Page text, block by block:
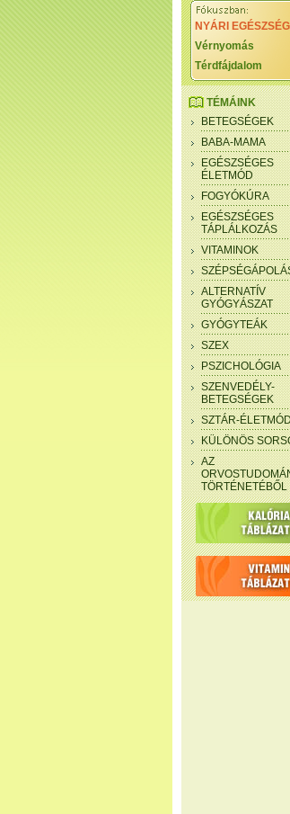
NYÁRI EGÉSZSÉG
Vérnyomás
Térdfájdalom
TÉMÁINK
BETEGSÉGEK
BABA-MAMA
EGÉSZSÉGES
ÉLETMÓD
FOGYÓKÚRA
EGÉSZSÉGES
TÁPLÁLKOZÁS
VITAMINOK
ALTERNATÍV
GYÓGYÁSZAT
GYÓGYTEÁK
SZEX
PSZICHOLÓGIA
SZENVEDÉLY-
BETEGSÉGEK
SZTÁR-
KÜLÖNÖS
AZ
TÖRTÉNETÉBŐL